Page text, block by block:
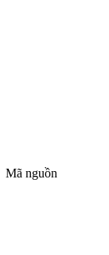
Mã nguồn